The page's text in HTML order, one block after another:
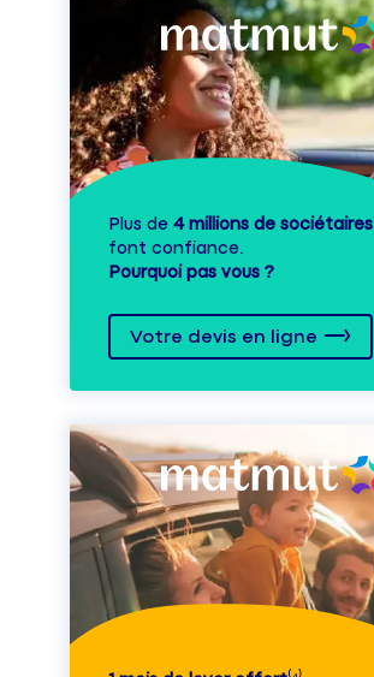
Plus de 4 millions de sociétaires
font confiance.
Pourquoi pas vous ?
Votre devis en ligne